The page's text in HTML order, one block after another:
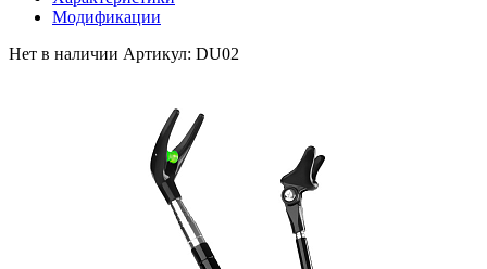
Модификации
Нет в наличии Артикул: DU02